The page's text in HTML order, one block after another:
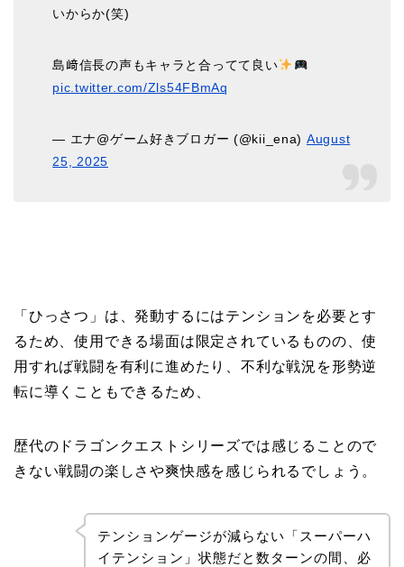
いからか(笑)
島﨑信長の声もキャラと合ってて良い
pic.twitter.com/Zls54FBmAq
— エナ@ゲーム好きブロガー (@kii_ena) August
25, 2025
「ひっさつ」は、発動するにはテンションを必要とす
るため、使用できる場面は限定されているものの、使
用すれば戦闘を有利に進めたり、不利な戦況を形勢逆
転に導くこともできるため、
歴代のドラゴンクエストシリーズでは感じることので
きない戦闘の楽しさや爽快感を感じられるでしょう。
テンションゲージが減らない「スーパーハ
イテンション」状態だと数ターンの間、必